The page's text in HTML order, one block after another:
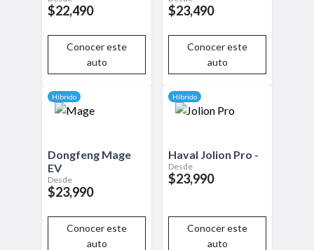
$22,490
Conocer este
auto
$23,490
Conocer este
auto
Híbrido
Dongfeng Mage
EV
Desde
$23,990
Conocer este
auto
Híbrido
Haval Jolion Pro -
Desde
$23,990
Conocer este
auto